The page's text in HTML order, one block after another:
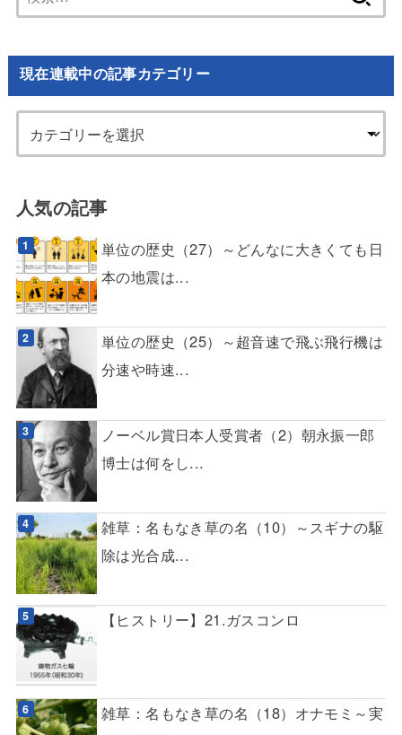
索:
現在連載中の記事カテゴリー
人気の記事
単位の歴史（27）～どんなに大きくても日
本の地震は...
単位の歴史（25）～超音速で飛ぶ飛行機は
分速や時速...
ノーベル賞日本人受賞者（2）朝永振一郎
博士は何をし...
雑草：名もなき草の名（10）～スギナの駆
除は光合成...
【ヒストリー】21.ガスコンロ
雑草：名もなき草の名（18）オナモミ～実